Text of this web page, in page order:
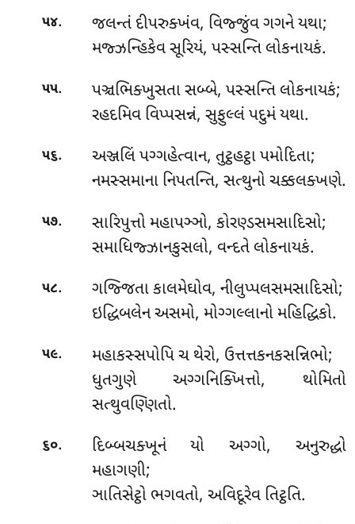
૫૪.
જલન્તં દીપરુક્ખંવ, વિજ્જુંવ ગગને યથા;
મજ્ઝન્હિકેવ સૂરિયં, પસ્સન્તિ લોકનાયકં.
૫૫.
પઞ્ચભિક્ખુસતા સબ્બે, પસ્સન્તિ લોકનાયકં;
રહદમિવ વિપ્પસન્નં, સુફુલ્લં પદુમં યથા.
૫૬. અઞ્જલિંપગ્ગહેત્વાન, તુટ્ઠહટ્ઠા પમોદિતા;
નમસ્સમાના નિપતન્તિ, સત્થુનો ચક્કલક્ખણે.
૫૭.
સારિપુત્તો મહાપઞ્ઞો, કોરણ્ડસમસાદિસો;
સમાધિજ્ઝાનકુસલો, વન્દતે લોકનાયકં.
૫૮.
ગજ્જિતા કાલમેઘોવ, નીલુપ્પલસમસાદિસો;
ઇદ્ધિબલેન અસમો, મોગ્ગલ્લાનો મહિદ્ધિકો.
૫૯. મહાકસ્સપોપિચ થેરો, ઉત્તત્તકનકસન્નિભો;
ધુતગુણે અગ્ગનિક્ખિત્તો, થોમિતો
સત્થુવણ્ણિતો.
૬૦.
દિબ્બચક્ખૂનં યો અગ્ગો, અનુરુદ્ધો
મહાગણી;
ઞાતિસેટ્ઠો ભગવતો, અવિદૂરેવ તિટ્ઠતિ.